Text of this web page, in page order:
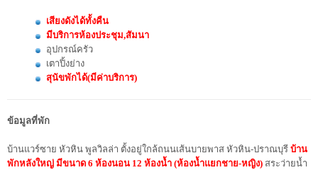
เสียงดังได้ทั้งคืน
มีบริการห้องประชุม,สัมนา
อุปกรณ์ครัว
เตาปิ้งย่าง
สุนัขพักได้(มีค่าบริการ)
ข้อมูลที่พัก
บ้านแวร์ซาย หัวหิน พูลวิลล่า ตั้งอยู่ใกล้ถนนเส้นบายพาส หัวหิน-ปราณบุรี บ้าน
พักหลังใหญ่ มีขนาด 6 ห้องนอน 12 ห้องน้ำ (ห้องน้ำแยกชาย-หญิง) สระว่ายน้ำ